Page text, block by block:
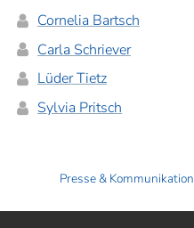
Cornelia Bartsch
Carla Schriever
Lüder Tietz
Sylvia Pritsch
Presse & Kommunikation